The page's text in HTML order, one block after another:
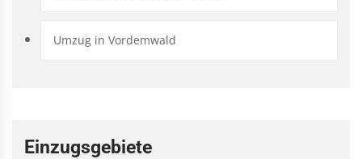
Umzug in Vordemwald
Einzugsgebiete